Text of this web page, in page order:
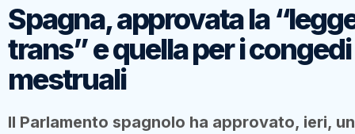
Spagna, approvata la
trans” e quella per i congedi
mestruali
Il Parlamento spagnolo ha approvato, ieri,